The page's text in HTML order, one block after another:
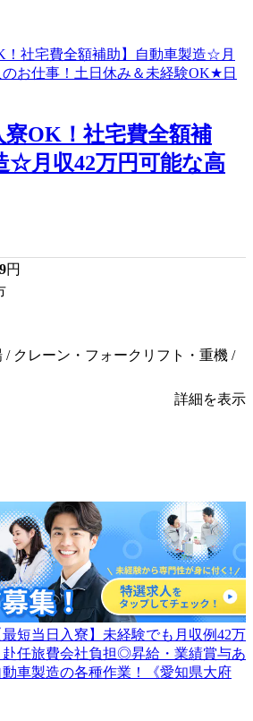
寮OK！社宅費全額補
☆月収42万円可能な高
円
/ クレーン・フォークリフト・重機 /
詳細を表示